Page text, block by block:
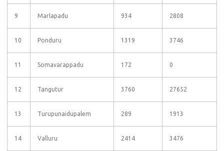
9 Marlapadu 934 2808
10 Ponduru 1319 3746
11 Somavarappadu 172 0
12 Tangutur 3760 27652
13 Turupunaidupalem 289 1913
14 Valluru 2414 3476